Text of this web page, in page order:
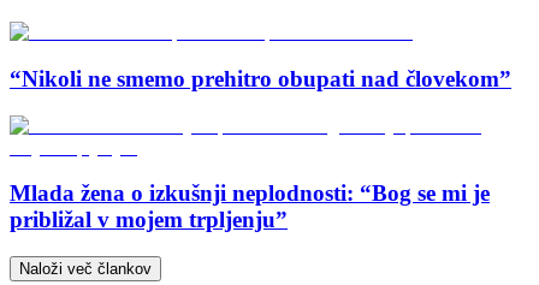
“Nikoli ne smemo prehitro obupati nad človekom”
Mlada žena o izkušnji neplodnosti: “Bog se mi je
približal v mojem trpljenju”
Naloži več člankov